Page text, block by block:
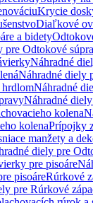
Krycie
Diaľkové
a bidety
pre Odtokové
Náhradné
Náhradné diely
hrdlomNáhradné
Náhradné
kolena
kolenaPrípojky
manžety a
diely pre
pre pisoáre
pisoáreRúrkové
pre Rúrkové